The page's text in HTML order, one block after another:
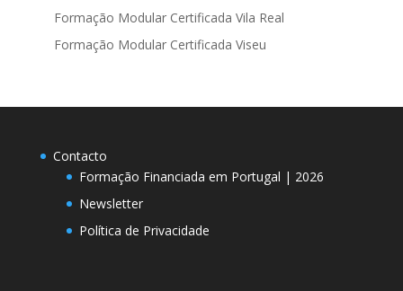
Formação Modular Certificada Vila Real
Formação Modular Certificada Viseu
Contacto
Formação Financiada em Portugal | 2026
Newsletter
Política de Privacidade